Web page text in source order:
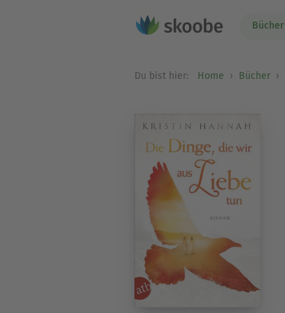
Bücher
Du bist hier: Home Bücher